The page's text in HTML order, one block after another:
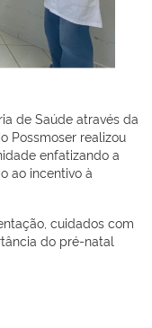
de Saúde através da
Possmoser realizou
enfatizando a
ao incentivo à
cuidados com
do pré-natal